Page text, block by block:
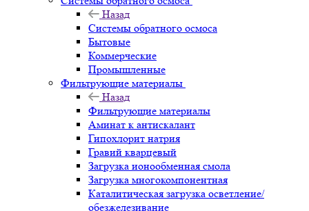
Назад
Системы обратного осмоса
Бытовые
Коммерческие
Промышленные
Фильтрующие материалы
Назад
Фильтрующие материалы
Аминат к антискалант
Гипохлорит натрия
Гравий кварцевый
Загрузка ионообменная смола
Загрузка многокомпонентная
Каталитическая загрузка осветление/
обезжелезивание